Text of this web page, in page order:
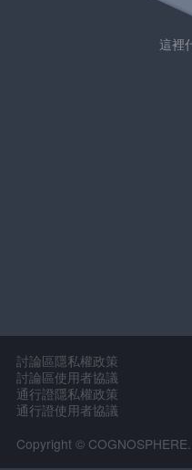
這裡
討論區隱私權政策
討論區使用者協議
通行證隱私權政策
通行證使用者協議
Copyright ©